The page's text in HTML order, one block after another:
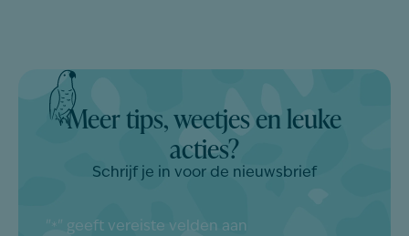
Meer tips, weetjes en leuke
acties?
Schrijf je in voor de nieuwsbrief
" * " geeft vereiste velden aan